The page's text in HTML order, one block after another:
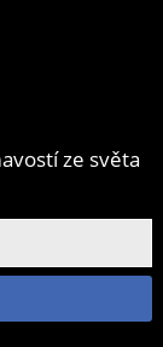
ze světa